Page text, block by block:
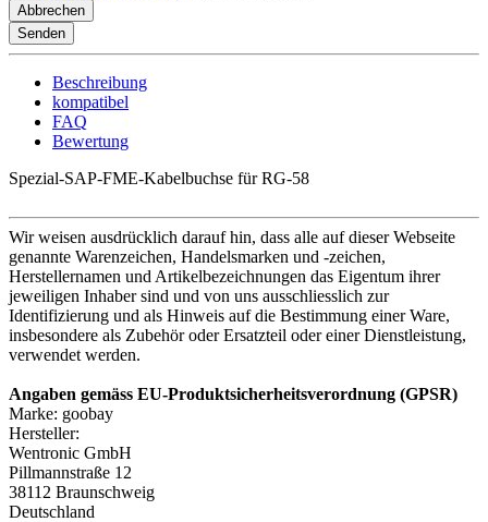
Abbrechen
Senden
Beschreibung
kompatibel
FAQ
Bewertung
Spezial-SAP-FME-Kabelbuchse für RG-58
Wir weisen ausdrücklich darauf hin, dass alle auf dieser Webseite
genannte Warenzeichen, Handelsmarken und -zeichen,
Herstellernamen und Artikelbezeichnungen das Eigentum ihrer
jeweiligen Inhaber sind und von uns ausschliesslich zur
Identifizierung und als Hinweis auf die Bestimmung einer Ware,
insbesondere als Zubehör oder Ersatzteil oder einer Dienstleistung,
verwendet werden.
Angaben gemäss EU-Produktsicherheitsverordnung (GPSR)
Marke: goobay
Hersteller:
Wentronic GmbH
Pillmannstraße 12
38112 Braunschweig
Deutschland